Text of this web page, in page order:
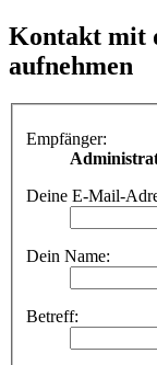
Kontakt mit
aufnehmen
Empfänger:
Deine E-Mail-
Dein Name:
Betreff: